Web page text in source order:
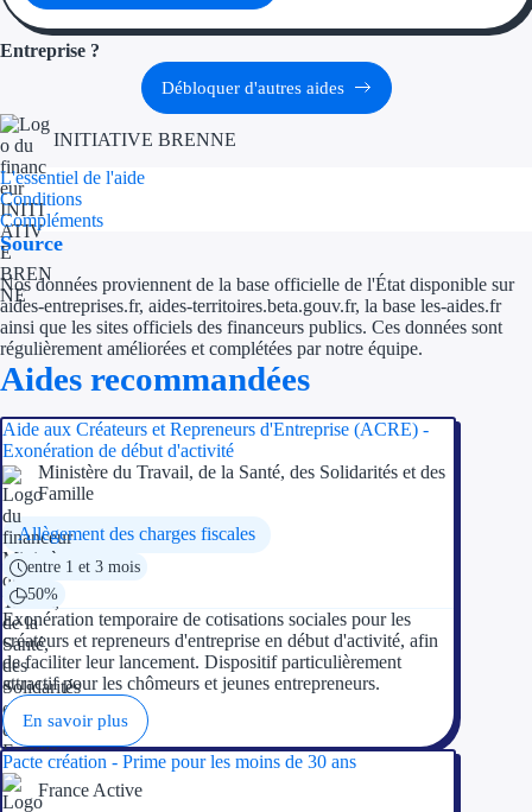
Aides Région
Aides Région
Aides Nationales
Aides Européennes
Nos tarifs
Recherche autonome
FAQ
Blog
Entreprise ?
Débloquer d'autres aides
INITIATIVE BRENNE
L'essentiel de l'aide
Conditions
Compléments
Source
Nos données proviennent de la base officielle de l'État disponible sur
aides-entreprises.fr, aides-territoires.beta.gouv.fr, la base les-aides.fr
ainsi que les sites officiels des financeurs publics. Ces données sont
régulièrement améliorées et complétées par notre équipe.
Aides recommandées
Aide aux Créateurs et Repreneurs d'Entreprise (ACRE) -
Exonération de début d'activité
Ministère du Travail, de la Santé, des Solidarités et des
Famille
Allègement des charges fiscales
entre 1 et 3 mois
50%
Exonération temporaire de cotisations sociales pour les
créateurs et repreneurs d'entreprise en début d'activité, afin
de faciliter leur lancement. Dispositif particulièrement
attractif pour les chômeurs et jeunes entrepreneurs.
En savoir plus
Pacte création - Prime pour les moins de 30 ans
France Active